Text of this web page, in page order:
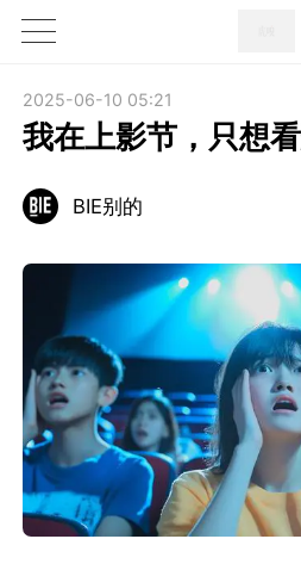
1X
2025-06-10 05:21
我在上影节，只想
BIE别的